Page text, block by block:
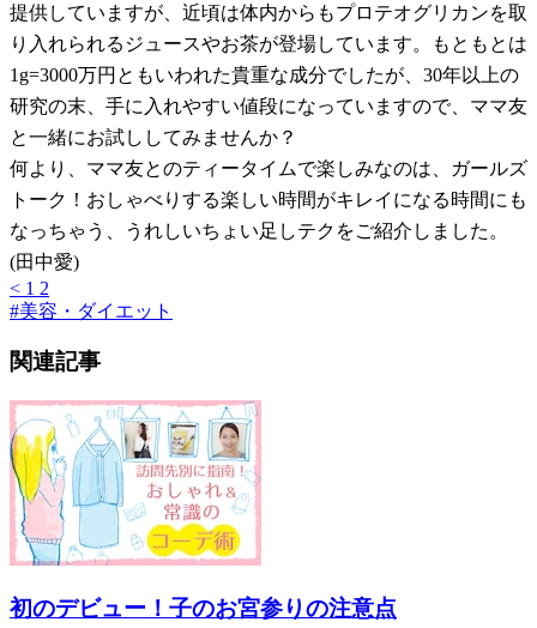
提供していますが、近頃は体内からもプロテオグリカンを取
り入れられるジュースやお茶が登場しています。もともとは
1g=3000万円ともいわれた貴重な成分でしたが、30年以上の
研究の末、手に入れやすい値段になっていますので、ママ友
と一緒にお試ししてみませんか？
何より、ママ友とのティータイムで楽しみなのは、ガールズ
トーク！おしゃべりする楽しい時間がキレイになる時間にも
なっちゃう、うれしいちょい足しテクをご紹介しました。
(田中愛)
< 1 2
#美容・ダイエット
関連記事
初のデビュー！子のお宮参りの注意点